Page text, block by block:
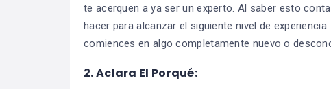
te acerquen a ya ser un experto. Al saber esto
hacer para alcanzar el siguiente nivel de
comiences en algo completamente nuevo o
2.Aclara El Porqué: